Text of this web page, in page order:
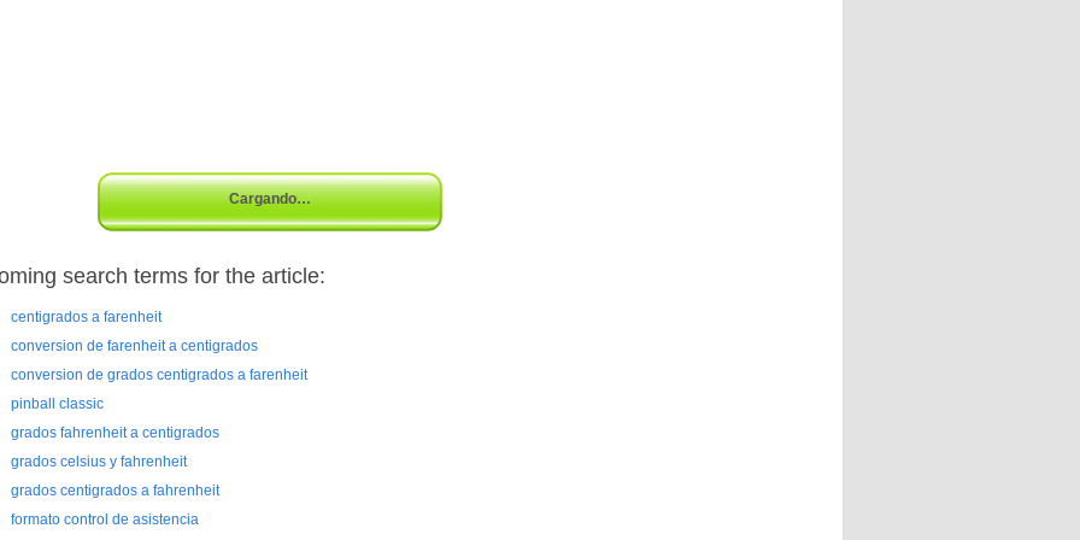
Cargando…
search terms for the article:
centigrados a farenheit
conversion de farenheit a centigrados
conversion de grados centigrados a farenheit
pinball classic
grados fahrenheit a centigrados
grados celsius y fahrenheit
grados centigrados a fahrenheit
formato control de asistencia